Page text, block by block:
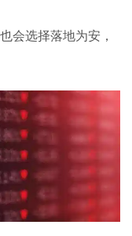
会选择落地为安，